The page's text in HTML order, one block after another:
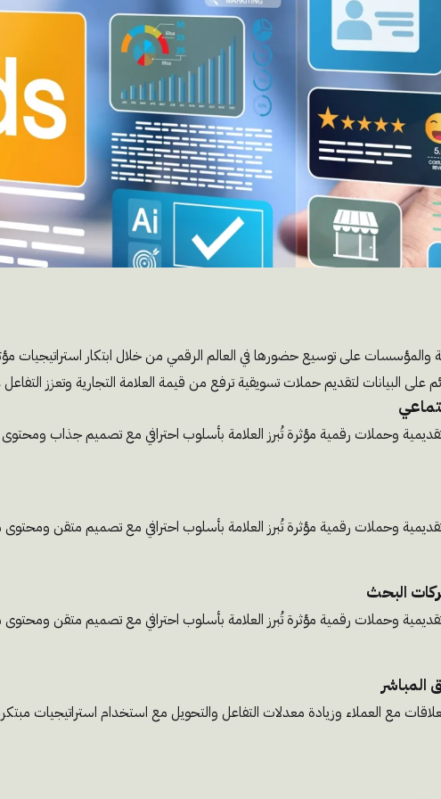
والمؤسسات على توسيع حضورها في العالم الرقمي من خلال ابتكار استراتيجيات
على البيانات لتقديم حملات تسويقية ترفع من قيمة العلامة التجارية وتعزز
وحملات رقمية مؤثرة تُبرز العلامة بأسلوب احترافي مع تصميم جذاب
وحملات رقمية مؤثرة تُبرز العلامة بأسلوب احترافي مع تصميم متقن
وحملات رقمية مؤثرة تُبرز العلامة بأسلوب احترافي مع تصميم متقن
المباشر
مع العملاء وزيادة معدلات التفاعل والتحويل مع استخدام استراتيجيات